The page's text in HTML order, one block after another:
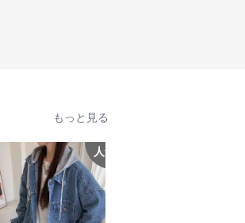
もっと見る
人気